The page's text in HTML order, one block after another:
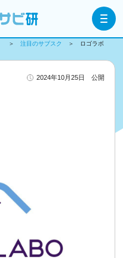
注目のサブスク ロゴラボ
2024年10月25日 公開